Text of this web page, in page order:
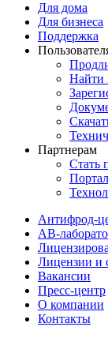
Для дома
Для бизнеса
Поддержка
Найти
Партнерам
Стать
Антифрод-
АВ-
Лицензии и
Вакансии
Пресс-центр
О компании
Контакты